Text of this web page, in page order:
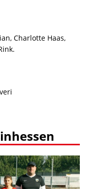
Charlotte Haas,